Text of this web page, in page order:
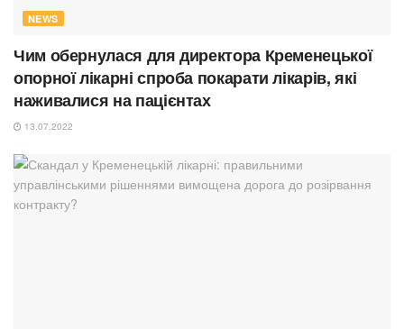
NEWS
Чим обернулася для директора Кременецької
опорної лікарні спроба покарати лікарів, які
наживалися на пацієнтах
13.07.2022